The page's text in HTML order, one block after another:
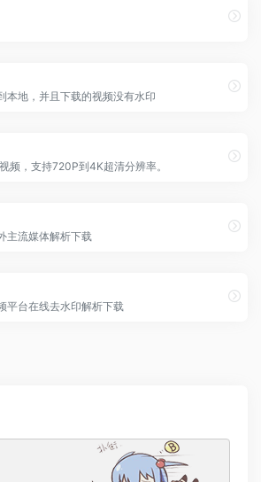
本地，并且下载的视频没有水印
频，支持720P到4K超清分辨率。
主流媒体解析下载
平台在线去水印解析下载